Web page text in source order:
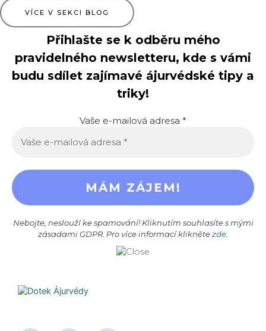
VÍCE V SEKCI BLOG
Přihlašte se k odběru mého
pravidelného newsletteru, kde s vámi
budu sdílet zajímavé ájurvédské tipy a
triky!
Vaše e-mailová adresa *
Nebojte, neslouží ke spamování! Kliknutím souhlasíte s mými
zásadami GDPR. Pro více informací kliknětezde